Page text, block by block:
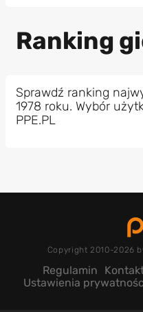
Ranking
Sprawdź ranking
1978 roku. Wybór
PPE.PL
Copyright 2010-2026
Regulamin
Ustawienia